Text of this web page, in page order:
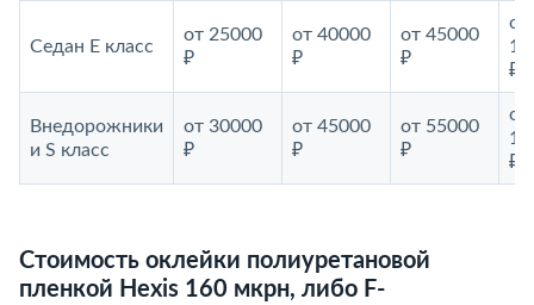
Седан E класс
от 25000
₽
от 40000
₽
от 45000
₽
от
₽
Внедорожники
и S класс
от 30000
₽
от 45000
₽
от 55000
₽
от
₽
Стоимость оклейки полиуретановой
пленкой Hexis 160 мкрн, либо F-